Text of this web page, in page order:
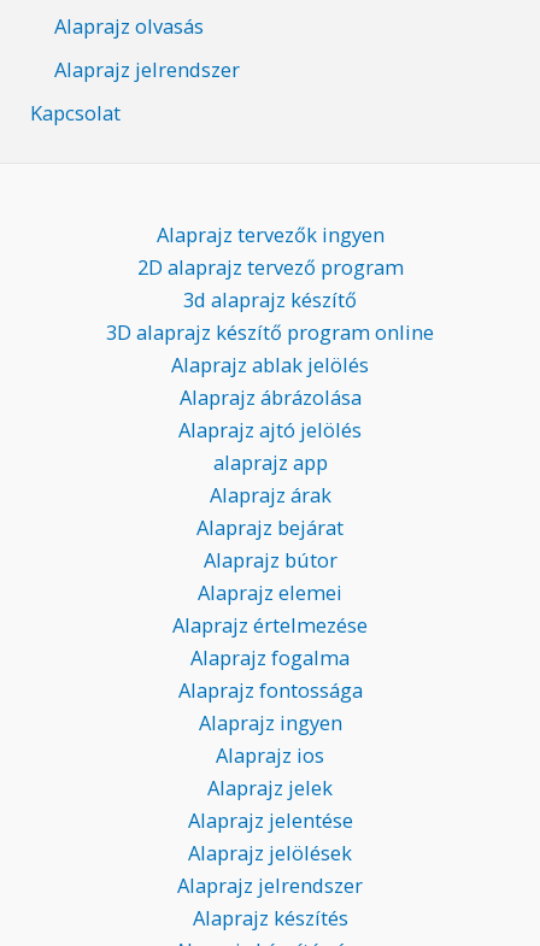
Alaprajz olvasás
Alaprajz jelrendszer
Kapcsolat
Alaprajz tervezők ingyen
2D alaprajz tervező program
3d alaprajz készítő
3D alaprajz készítő program online
Alaprajz ablak jelölés
Alaprajz ábrázolása
Alaprajz ajtó jelölés
alaprajz app
Alaprajz árak
Alaprajz bejárat
Alaprajz bútor
Alaprajz elemei
Alaprajz értelmezése
Alaprajz fogalma
Alaprajz fontossága
Alaprajz ingyen
Alaprajz ios
Alaprajz jelek
Alaprajz jelentése
Alaprajz jelölések
Alaprajz jelrendszer
Alaprajz készítés